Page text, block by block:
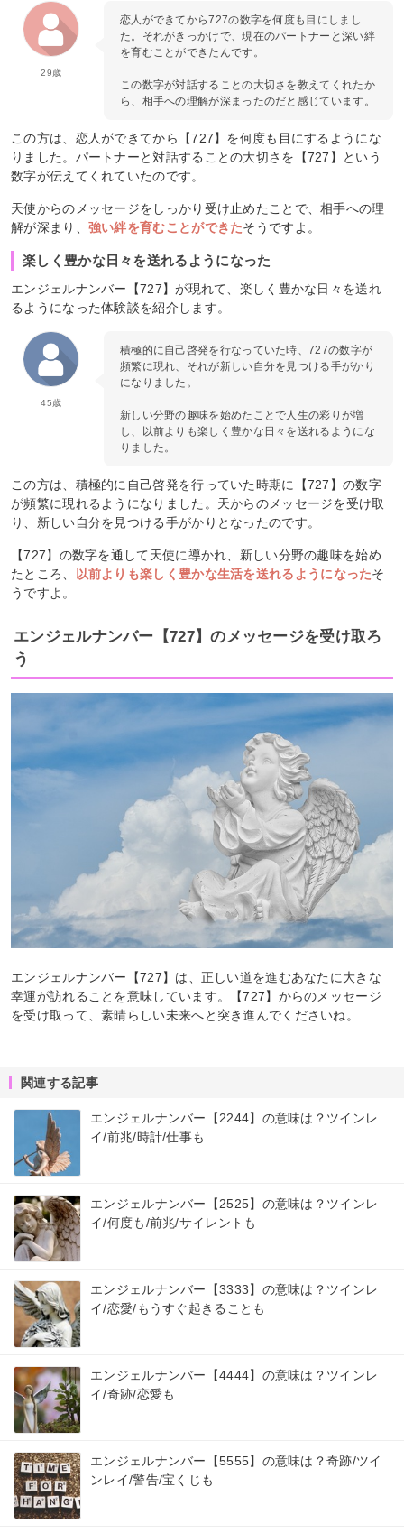
29歳
恋人ができてから727の数字を何度も目にしまし
た。それがきっかけで、現在のパートナーと深い絆
を育むことができたんです。
この数字が対話することの大切さを教えてくれたか
ら、相手への理解が深まったのだと感じています。
この方は、恋人ができてから【727】を何度も目にするようにな
りました。パートナーと対話することの大切さを【727】という
数字が伝えてくれていたのです。
天使からのメッセージをしっかり受け止めたことで、相手への理
解が深まり、 強い絆を育むことができたそうですよ。
楽しく豊かな日々を送れるようになった
エンジェルナンバー【727】が現れて、楽しく豊かな日々を送れ
るようになった体験談を紹介します。
45歳
積極的に自己啓発を行なっていた時、727の数字が
頻繁に現れ、それが新しい自分を見つける手がかり
になりました。
新しい分野の趣味を始めたことで人生の彩りが増
し、以前よりも楽しく豊かな日々を送れるようにな
りました。
この方は、積極的に自己啓発を行っていた時期に【727】の数字
が頻繁に現れるようになりました。天からのメッセージを受け取
り、新しい自分を見つける手がかりとなったのです。
【727】の数字を通して天使に導かれ、新しい分野の趣味を始め
たところ、
以前よりも楽しく豊かな生活を送れるようになったそ
うですよ。
エンジェルナンバー【727】のメッセージを受け取ろ
う
エンジェルナンバー【727】は、正しい道を進むあなたに大きな
幸運が訪れることを意味しています。【727】からのメッセージ
を受け取って、素晴らしい未来へと突き進んでくださいね。
関連する記事
エンジェルナンバー【2244】の意味は？ツインレ
イ/前兆/時計/仕事も
エンジェルナンバー【2525】の意味は？ツインレ
イ/何度も/前兆/サイレントも
エンジェルナンバー【3333】の意味は？ツインレ
イ/恋愛/もうすぐ起きることも
エンジェルナンバー【4444】の意味は？ツインレ
イ/奇跡/恋愛も
エンジェルナンバー【5555】の意味は？奇跡/ツイ
ンレイ/警告/宝くじも